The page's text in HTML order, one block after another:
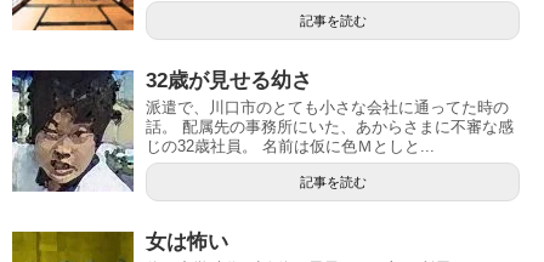
記事を読む
32歳が見せる幼さ
派遣で、川口市のとても小さな会社に通ってた時の
話。 配属先の事務所にいた、あからさまに不審な感
じの32歳社員。 名前は仮に色Ｍとしと...
記事を読む
女は怖い